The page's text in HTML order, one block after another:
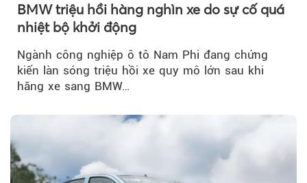
BMW triệu hồi hàng nghìn xe do sự cố quá
nhiệt bộ khởi động
Ngành công nghiệp ô tô Nam Phi đang chứng
kiến làn sóng triệu hồi xe quy mô lớn sau khi
hãng xe sang BMW…